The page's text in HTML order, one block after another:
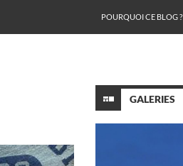
POURQUOI CE BLOG ?
GALERIES